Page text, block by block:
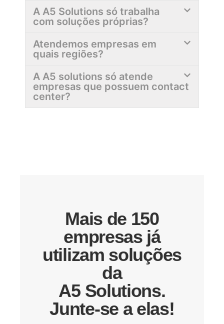
A A5 Solutions só trabalha
com soluções próprias?
Atendemos empresas em
quais regiões?
A A5 solutions só atende
empresas que possuem contact
center?
Mais de 150
empresas já
utilizam soluções
da
A5 Solutions.
Junte-se a elas!